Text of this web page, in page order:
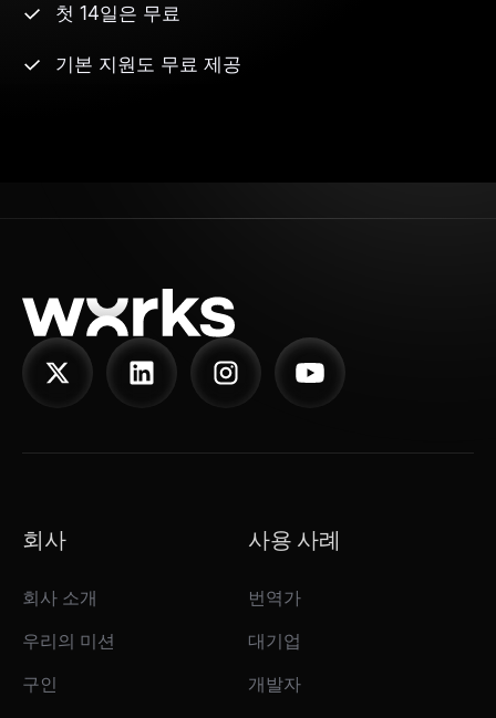
첫 14일은 무료
기본 지원도 무료 제공
회사
회사 소개
우리의 미션
구인
사용 사례
번역가
대기업
개발자